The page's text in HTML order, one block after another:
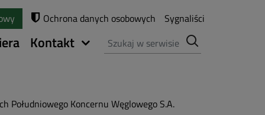
Ochrona danych osobowych Sygnaliści
Kontakt Szukaj
Południowego Koncernu Węglowego S.A.